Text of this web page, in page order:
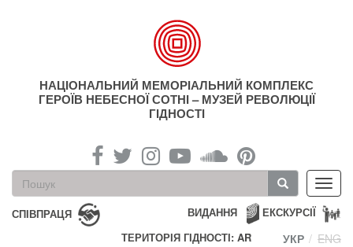
НАЦІОНАЛЬНИЙ МЕМОРІАЛЬНИЙ КОМПЛЕКС
ГЕРОЇВ НЕБЕСНОЇ СОТНІ – МУЗЕЙ РЕВОЛЮЦІЇ
ГІДНОСТІ
Пошукова
форма
Пошук
СПІВПРАЦЯ ЕКСКУРСІЇ
ВИДАННЯ
ТЕРИТОРІЯ ГІДНОСТІ: AR
УКР ENG